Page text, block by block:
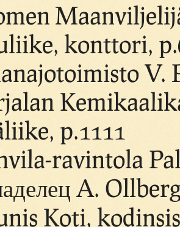
konttori,
V.
p.1111
ravintola
A.
Koti,